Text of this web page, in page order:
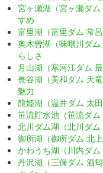
宮ヶ瀬湖（宮ヶ瀬ダ
すめ
富里湖（富里ダム 常
奥木曽湖（味噌川ダ
らしさ
月山湖（寒河江ダム
長谷湖（美和ダム 天
魅力
龍姫湖（温井ダム 太
笹流貯水池（笹流ダ
北川ダム湖（北川ダ
御所湖（御所ダム 北
かわうち湖（川内ダ
丹沢湖（三保ダム 酒